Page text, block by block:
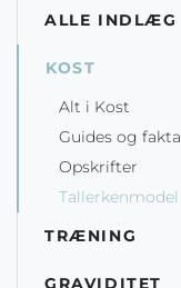
ALLE INDLÆG
KOST
Alt i Kost
Guides og fakta
Opskrifter
Tallerkenmodel
TRÆNING
GRAVIDITET